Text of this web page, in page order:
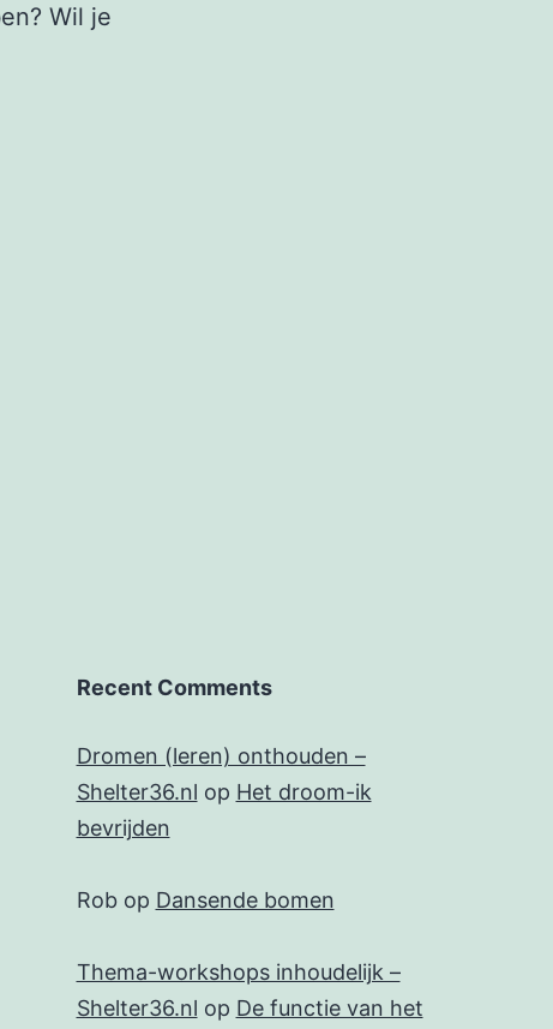
Wil je
Recent Comments
Dromen (leren) onthouden –
Shelter36.nl op Het droom-ik
bevrijden
Robop Dansende bomen
Thema-workshops inhoudelijk –
Shelter36.nl op De functie van het